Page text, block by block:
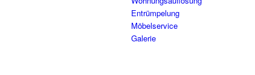
Entrümpelung
Möbelservice
Galerie